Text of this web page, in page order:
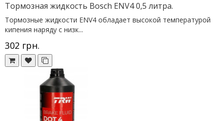
Тормозная жидкость Bosch ENV4 0,5 литра.
Тормозные жидкости ENV4 обладает высокой температурой
кипения наряду с низк...
302 грн.